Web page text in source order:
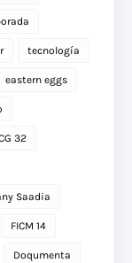
tecnología
eastern eggs
32
Saadia
FICM 14
Doqumenta